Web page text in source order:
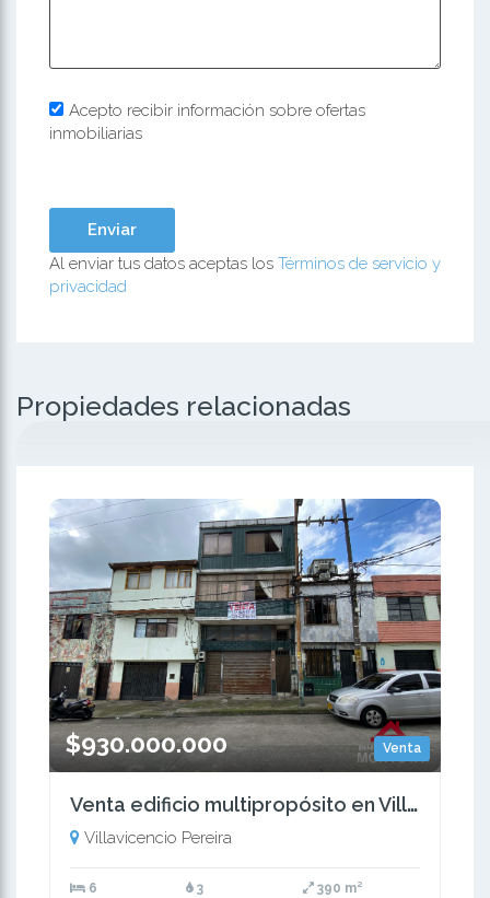
Acepto recibir información sobre ofertas
inmobiliarias
Al enviar tus datos aceptas los Términos de servicio y
privacidad
Propiedades relacionadas
Venta
$930.000.000
Venta edificio multipropósito en Villavicencio, Pereira
Villavicencio Pereira
6 3 390 m²